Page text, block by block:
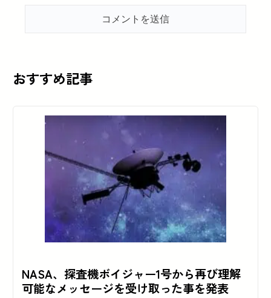
おすすめ記事
NASA、探査機ボイジャー1号から再び理解
可能なメッセージを受け取った事を発表